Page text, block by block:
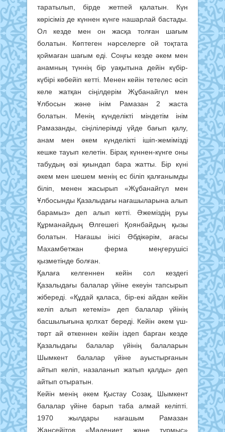
таратылып, бірде жетпей қалатын. Күн
көрісіміз де күннен күнге нашарлай бастады.
Ол кезде мен он жасқа толған шағым
болатын. Көптеген нәрселерге ой тоқтата
қоймаған шағым еді. Соңғы кезде әкем мен
анамның түннің бір уақытына дейін күбір-
күбірі көбейіп кетті. Менен кейін тетелес өсіп
келе жатқан сіңілдерім Жұбанайгүл мен
Ұлбосын және інім Рамазан 2 жаста
болатын. Менің күнделікті міндетім інім
Рамазанды, сіңілілерімді үйде бағып қалу,
анам мен әкем күнделікті ішіп-жемімізді
кешке тауып келетін. Бірақ күннен-күнге оны
табудың өзі қиындап бара жатты. Бір күні
әкем мен шешем менің ес біліп қалғанымды
біліп, менен жасырып «Жұбанайгүл мен
Ұлбосынды Қазалыдағы нағашыларына алып
барамыз» деп алып кетті. Әжеміздің руы
Құрманайдың Өлгешегі Қоянбайдың қызы
болатын. Нағашы інісі Әбдікәрім, ағасы
Махамбетжан ферма меңгерушісі
қызметінде болған.
Қалаға келгеннен кейін сол кездегі
Қазалыдағы балалар үйіне екеуін тапсырып
жібереді. «Құдай қаласа, бір-екі айдан кейін
келіп алып кетеміз» деп балалар үйінің
басшылығына қолхат береді. Кейін әкем үш-
төрт ай өткеннен кейін іздеп барған кезде
Қазалыдағы балалар үйінің балаларын
Шымкент балалар үйіне ауыстырғанын
айтып келіп, назаланып жатып қалды» деп
айтып отыратын.
Кейін менің әкем Қыстау Созақ, Шымкент
балалар үйіне барып таба алмай келіпті.
1970 жылдары нағашым Рамазан
Жансейітов «Мәдениет және тұрмыс»